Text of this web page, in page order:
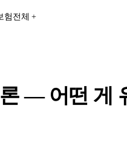
험 전체 +
— 어떤 게